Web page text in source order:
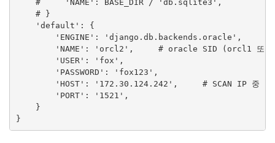
    #     'NAME': BASE_DIR / 'db.sqlite3',
    # }
    'default': {
        'ENGINE': 'django.db.backends.oracle',
'NAME': 'orcl2',     # oracle SID (orcl1 또는
        'USER': 'fox',
        'PASSWORD': 'fox123',
'HOST': '172.30.124.242',     # SCAN IP 중 임
        'PORT': '1521',
    }
}